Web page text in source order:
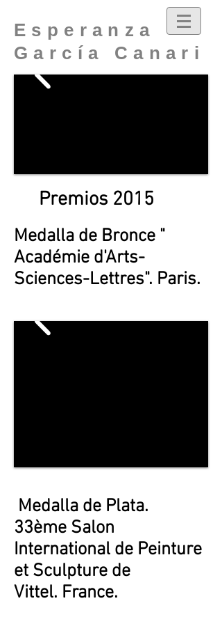
Esperanza
García Canari
Premios 2015
Medalla de Bronce "
Académie d'Arts-
Sciences-Lettres". Paris.
Medalla de Plata.
33ème Salon
International de Peinture
et Sculpture de
Vittel. France.